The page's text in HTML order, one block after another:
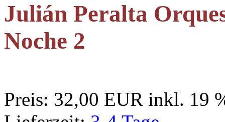
Julián Peralta
Noche 2
Preis: 32,00 EUR inkl. 19